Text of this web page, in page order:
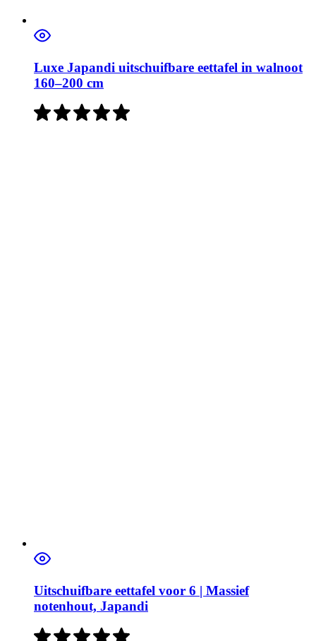
Luxe Japandi uitschuifbare eettafel in walnoot
160–200 cm
Uitschuifbare eettafel voor 6 | Massief
notenhout, Japandi